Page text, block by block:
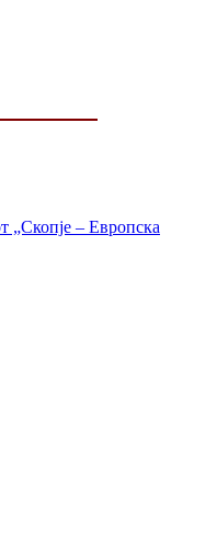
„Скопје – Европска